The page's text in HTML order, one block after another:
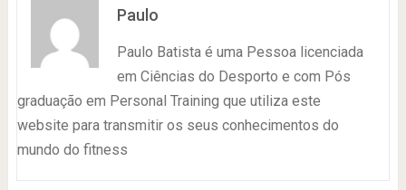
Paulo
Paulo Batista é uma Pessoa licenciada
em Ciências do Desporto e com Pós
graduação em Personal Training que utiliza este
website para transmitir os seus conhecimentos do
mundo do fitness